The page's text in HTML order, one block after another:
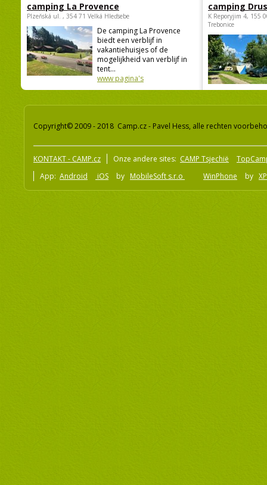
camping La Provence
Plzeňská ul. , 354 71 Velká Hleďsebe
De camping La Provence
biedt een verblijf in
vakantiehuisjes of de
mogelijkheid van verblijf in
tent...
www pagina's
camping
K Reporyjim 4, 155
Trebonice
Copyright© 2009 - 2018 Camp.cz - Pavel Hess, alle rechten
KONTAKT - CAMP.cz Onze andere sites: CAMP Tsjechië
App: Android iOS by MobileSoft s.r.o WinPhone by